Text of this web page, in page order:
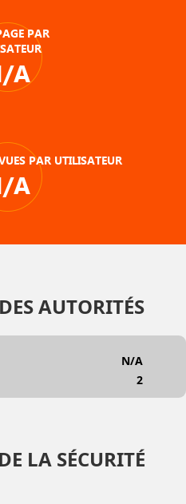
PAR
A
PAR UTILISATEUR
A
AUTORITÉS
N/A
2
LA SÉCURITÉ